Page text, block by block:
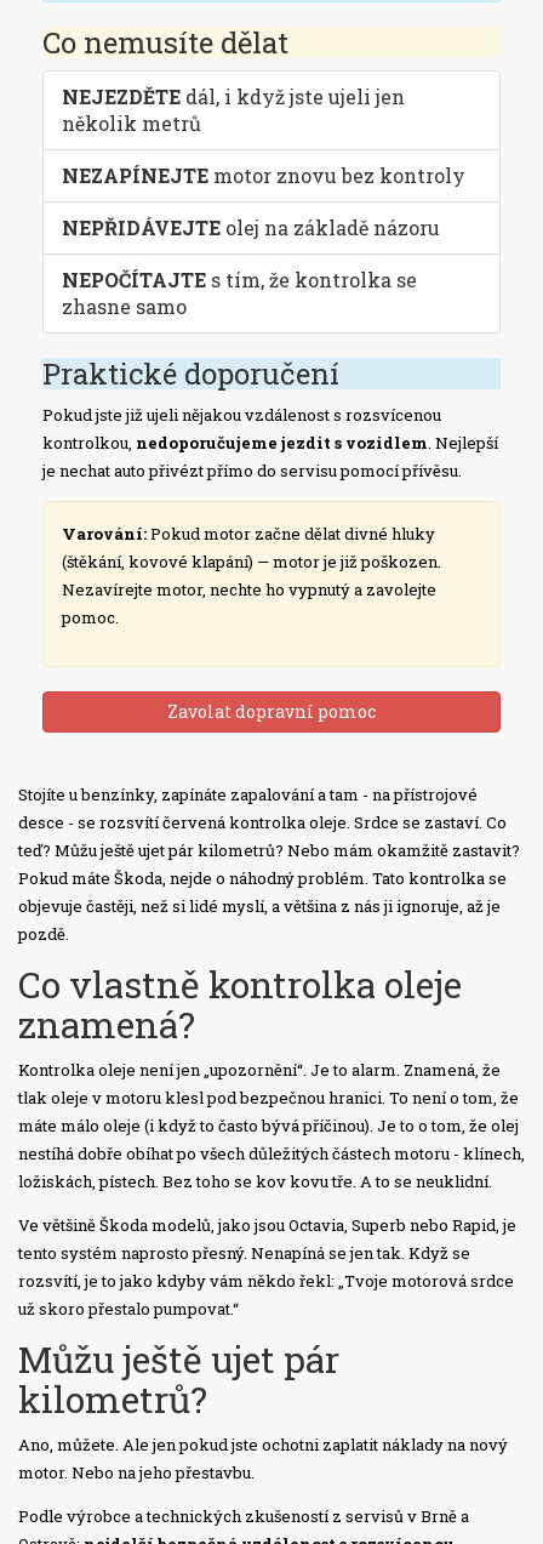
Co nemusíte dělat
NEJEZDĚTE dál, i když jste ujeli jen
několik metrů
NEZAPÍNEJTE motor znovu bez kontroly
NEPŘIDÁVEJTE olej na základě názoru
NEPOČÍTAJTE s tím, že kontrolka se
zhasne samo
Praktické doporučení
Pokud jste již ujeli nějakou vzdálenost s rozsvícenou
kontrolkou, nedoporučujeme jezdit s vozidlem. Nejlepší
je nechat auto přivézt přímo do servisu pomocí přívěsu.
Varování:Pokud motor začne dělat divné hluky
(štěkání, kovové klapání) — motor je již poškozen.
Nezavírejte motor, nechte ho vypnutý a zavolejte
pomoc.
Zavolat dopravní pomoc
Stojíte u benzínky, zapínáte zapalování a tam - na přístrojové
desce - se rozsvítí červená kontrolka oleje. Srdce se zastaví. Co
teď? Můžu ještě ujet pár kilometrů? Nebo mám okamžitě zastavit?
Pokud máte Škoda, nejde o náhodný problém. Tato kontrolka se
objevuje častěji, než si lidé myslí, a většina z nás ji ignoruje, až je
pozdě.
Co vlastně kontrolka oleje
znamená?
Kontrolka oleje není jen „upozornění“. Je to alarm. Znamená, že
tlak oleje v motoru klesl pod bezpečnou hranici. To není o tom, že
máte málo oleje (i když to často bývá příčinou). Je to o tom, že olej
nestíhá dobře obíhat po všech důležitých částech motoru - klínech,
ložiskách, pístech. Bez toho se kov kovu tře. A to se neuklidní.
Ve většině Škoda modelů, jako jsou Octavia, Superb nebo Rapid, je
tento systém naprosto přesný. Nenapíná se jen tak. Když se
rozsvítí, je to jako kdyby vám někdo řekl: „Tvoje motorová srdce
už skoro přestalo pumpovat.“
Můžu ještě ujet pár
kilometrů?
Ano, můžete. Ale jen pokud jste ochotni zaplatit náklady na nový
motor. Nebo na jeho přestavbu.
Podle výrobce a technických zkušeností z servisů v Brně a